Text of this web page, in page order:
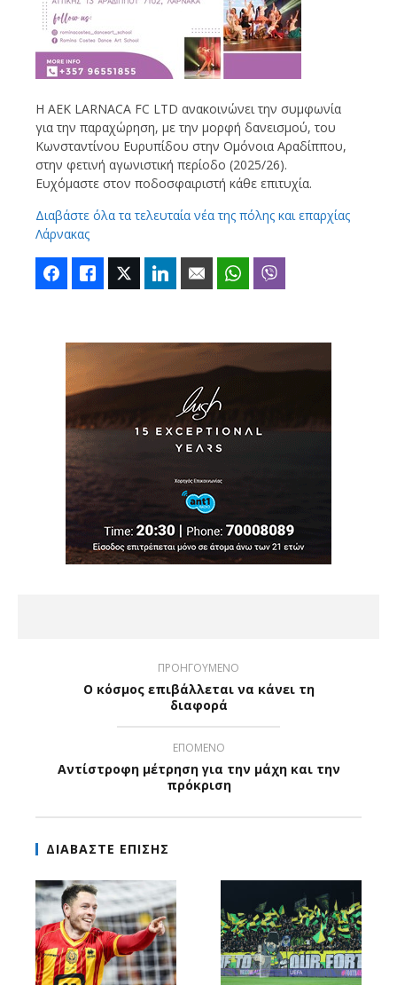
Η AEK LARNACA FC LTD ανακοινώνει την συμφωνία
για την παραχώρηση, με την μορφή δανεισμού, του
Kωνσταντίνου Ευρυπίδου στην Ομόνοια Αραδίππου,
στην φετινή αγωνιστική περίοδο (2025/26).
Ευχόμαστε στoν ποδοσφαιριστή κάθε επιτυχία.
Διαβάστε όλα τα τελευταία νέα της πόλης και επαρχίας
Λάρνακας
FacebookLike Twitter LinkedIn Email WhatsApp
ΠΡΟΗΓΟΥΜΕΝΟ
Ο κόσμος επιβάλλεται να κάνει τη
διαφορά
ΕΠΟΜΕΝΟ
Αντίστροφη μέτρηση για την μάχη και την
πρόκριση
ΔΙΑΒΑΣΤΕ ΕΠΙΣΗΣ